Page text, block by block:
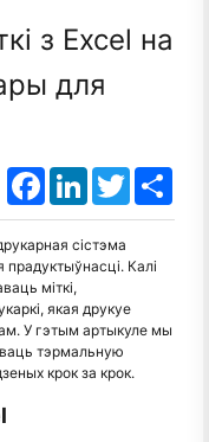
з Excel на
для
FacebookLinkedInTwitter
сістэма
Калі
міткі,
якая друкуе
У гэтым артыкуле мы
тэрмальную
крок за крок.